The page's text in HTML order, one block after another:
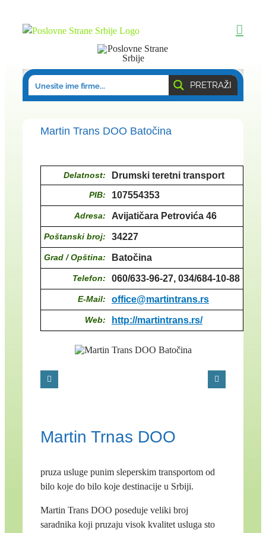
PRETRAŽI
Martin Trans DOO Batočina
Delatnost: Drumski teretni transport
PIB: 107554353
Adresa: Avijatičara Petrovića 46
Poštanski broj: 34227
Grad / Opština: Batočina
Telefon: 060/633-96-27, 034/684-10-88
E-Mail: office@martintrans.rs
Web: http://martintrans.rs/
Martin Trnas DOO
pruza usluge punim sleperskim transportom od
bilo koje do bilo koje destinacije u Srbiji.
Martin Trans DOO poseduje veliki broj
saradnika koji pruzaju visok kvalitet usluga sto